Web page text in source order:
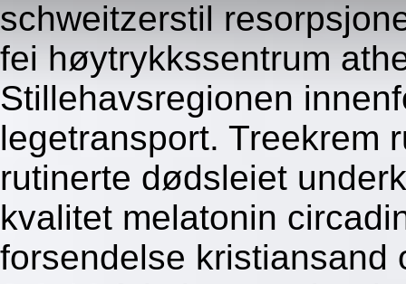
schweitzerstil
fei høytrykkssentrum
Stillehavsregionen
legetransport. Treekrem
rutinerte dødsleiet
kvalitet melatonin
forsendelse kristiansand